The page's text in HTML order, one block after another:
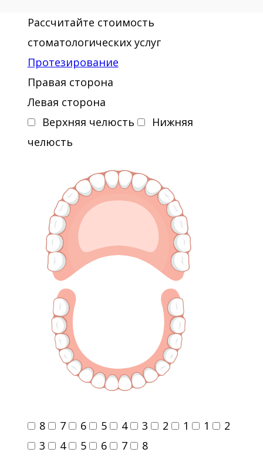
Рассчитайте стоимость
стоматологических услуг
Протезирование
Правая сторона
Левая сторона
Верхняя челюсть
Нижняя
челюсть
8 7 6 5 4 3 2 1 1
2
3
4 5 6 7
8